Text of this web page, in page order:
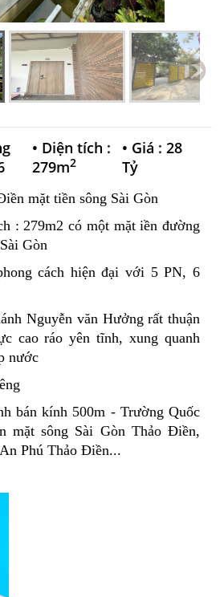
• Diện tích :
279m2
• Giá : 28
Tỷ
mặt tiền sông Sài Gòn
: 279m2 có một mặt iền đường
Gòn
cách hiện đại với 5 PN, 6
Nguyễn văn Hưởng rất thuận
cao ráo yên tĩnh, xung quanh
nước
bán kính 500m - Trường Quốc
mặt sông Sài Gòn Thảo Điền,
Phú Thảo Điền...